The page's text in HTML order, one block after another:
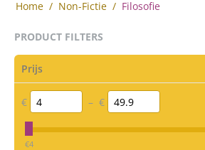
Home / Non-Fictie / Filosofie
PRODUCT FILTERS
Prijs
€ – €
‎€4